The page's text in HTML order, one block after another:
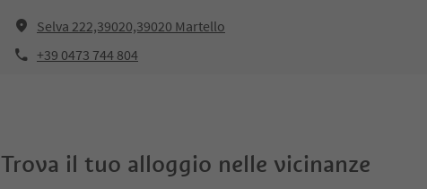
Selva 222,39020,39020 Martello
+39 0473 744 804
Trova il tuo alloggio nelle vicinanze